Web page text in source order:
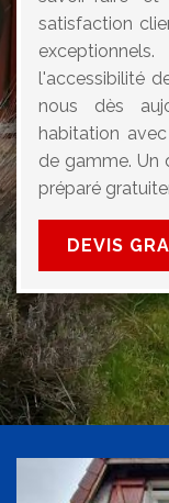
satisfaction
l'accessibilité
nous dès
habitation
de gamme. Un
préparé
DEVIS